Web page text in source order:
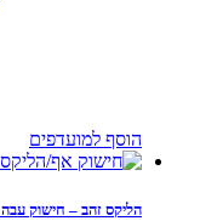
הוסף למועדפים
הליקס זהב – חישוק עבה 10 מ"מ